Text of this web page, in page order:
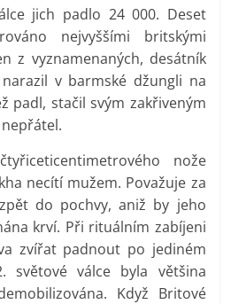
jich padlo 24 000. Deset
nejvyššími britskými
z vyznamenaných, desátník
v barmské džungli na
padl, stačil svým zakřiveným
nože
necítí mužem. Považuje za
do pochvy, aniž by jeho
krví. Při rituálním zabíjeni
zvířat padnout po jediném
světové válce byla většina
Když Britové